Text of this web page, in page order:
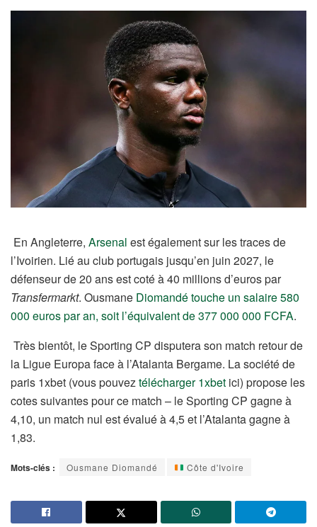
En Angleterre, Arsenal est également sur les traces de
l’Ivoirien. Lié au club portugais jusqu’en juin 2027, le
défenseur de 20 ans est coté à 40 millions d’euros par
Transfermarkt. Ousmane Diomandé touche un salaire 580
000 euros par an, soit l’équivalent de 377 000 000 FCFA.
Très bientôt, le Sporting CP disputera son match retour de
la Ligue Europa face à l’Atalanta Bergame. La société de
paris 1xbet (vous pouveztélécharger 1xbet ici) propose les
cotes suivantes pour ce match – le Sporting CP gagne à
4,10, un match nul est évalué à 4,5 et l’Atalanta gagne à
1,83.
Mots-clés : Ousmane Diomandé Côte d'Ivoire